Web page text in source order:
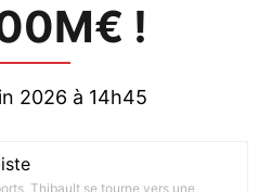
!
2026 à 14h45
Thibault se tourne vers une